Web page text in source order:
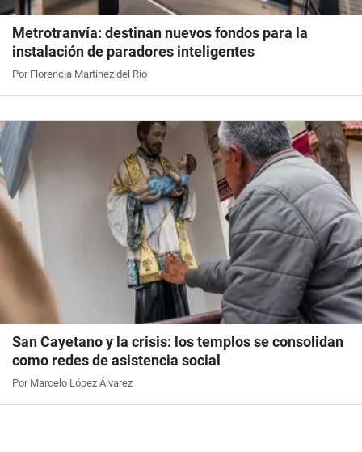
Metrotranvía: destinan nuevos fondos para la
instalación de paradores inteligentes
Por Florencia Martinez del Rio
San Cayetano y la crisis: los templos se consolidan
como redes de asistencia social
Por Marcelo López Álvarez